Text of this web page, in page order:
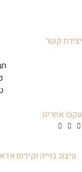
קשר
אחרינו
עיצוב בנייה וקידום